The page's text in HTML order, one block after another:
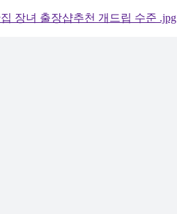
장녀 출장샵추천 개드립 수준 .jpg